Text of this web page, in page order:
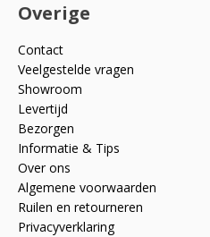
Overige
Contact
Veelgestelde vragen
Showroom
Levertijd
Bezorgen
Informatie & Tips
Over ons
Algemene voorwaarden
Ruilen en retourneren
Privacyverklaring